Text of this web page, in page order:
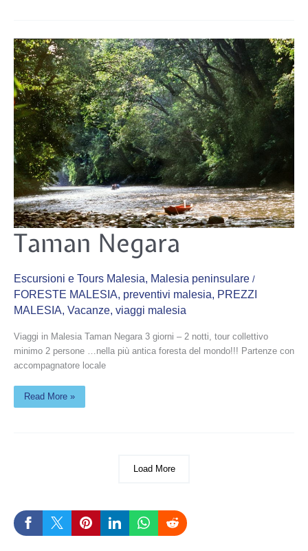
Taman Negara
Escursioni e Tours Malesia, Malesia peninsulare /
FORESTE MALESIA, preventivi malesia, PREZZI
MALESIA, Vacanze, viaggi malesia
Viaggi in Malesia Taman Negara 3 giorni – 2 notti, tour collettivo
minimo 2 persone …nella più antica foresta del mondo!!! Partenze con
accompagnatore locale
Taman
Negara
Read More »
Load More